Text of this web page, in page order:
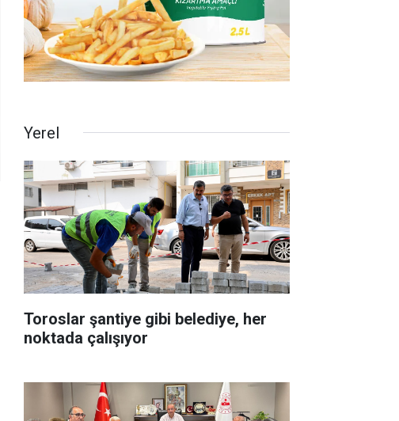
Yerel
Toroslar şantiye gibi belediye, her
noktada çalışıyor